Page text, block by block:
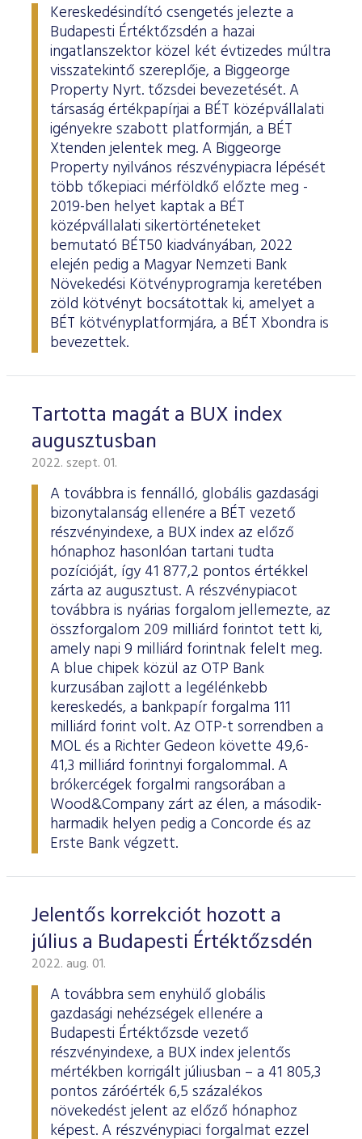
Kereskedésindító csengetés jelezte a
Budapesti Értéktőzsdén a hazai
ingatlanszektor közel két évtizedes múltra
visszatekintő szereplője, a Biggeorge
Property Nyrt. tőzsdei bevezetését. A
társaság értékpapírjai a BÉT középvállalati
igényekre szabott platformján, a BÉT
Xtenden jelentek meg. A Biggeorge
Property nyilvános részvénypiacra lépését
több tőkepiaci mérföldkő előzte meg -
2019-ben helyet kaptak a BÉT
középvállalati sikertörténeteket
bemutató BÉT50 kiadványában, 2022
elején pedig a Magyar Nemzeti Bank
Növekedési Kötvényprogramja keretében
zöld kötvényt bocsátottak ki, amelyet a
BÉT kötvényplatformjára, a BÉT Xbondra is
bevezettek.
Tartotta magát a BUX index
augusztusban
2022. szept. 01.
A továbbra is fennálló, globális gazdasági
bizonytalanság ellenére a BÉT vezető
részvényindexe, a BUX index az előző
hónaphoz hasonlóan tartani tudta
pozícióját, így 41 877,2 pontos értékkel
zárta az augusztust. A részvénypiacot
továbbra is nyárias forgalom jellemezte, az
összforgalom 209 milliárd forintot tett ki,
amely napi 9 milliárd forintnak felelt meg.
A blue chipek közül az OTP Bank
kurzusában zajlott a legélénkebb
kereskedés, a bankpapír forgalma 111
milliárd forint volt. Az OTP-t sorrendben a
MOL és a Richter Gedeon követte 49,6-
41,3 milliárd forintnyi forgalommal. A
brókercégek forgalmi rangsorában a
Wood&Company zárt az élen, a második-
harmadik helyen pedig a Concorde és az
Erste Bank végzett.
Jelentős korrekciót hozott a
július a Budapesti Értéktőzsdén
2022. aug. 01.
A továbbra sem enyhülő globális
gazdasági nehézségek ellenére a
Budapesti Értéktőzsde vezető
részvényindexe, a BUX index jelentős
mértékben korrigált júliusban – a 41 805,3
pontos záróérték 6,5 százalékos
növekedést jelent az előző hónaphoz
képest. A részvénypiaci forgalmat ezzel